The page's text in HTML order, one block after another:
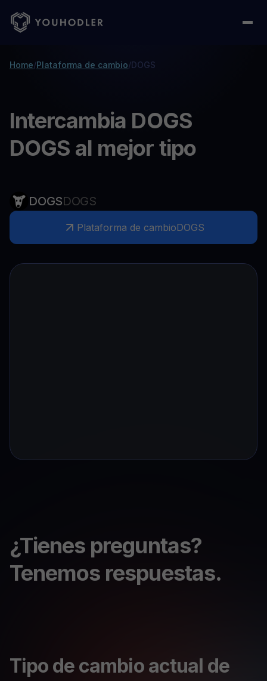
Home/Plataforma de cambio/DOGS
Intercambia DOGS
DOGS al mejor tipo
DOGSDOGS
Plataforma de cambioDOGS
¿Tienes preguntas?
Tenemos respuestas.
Tipo de cambio actual de